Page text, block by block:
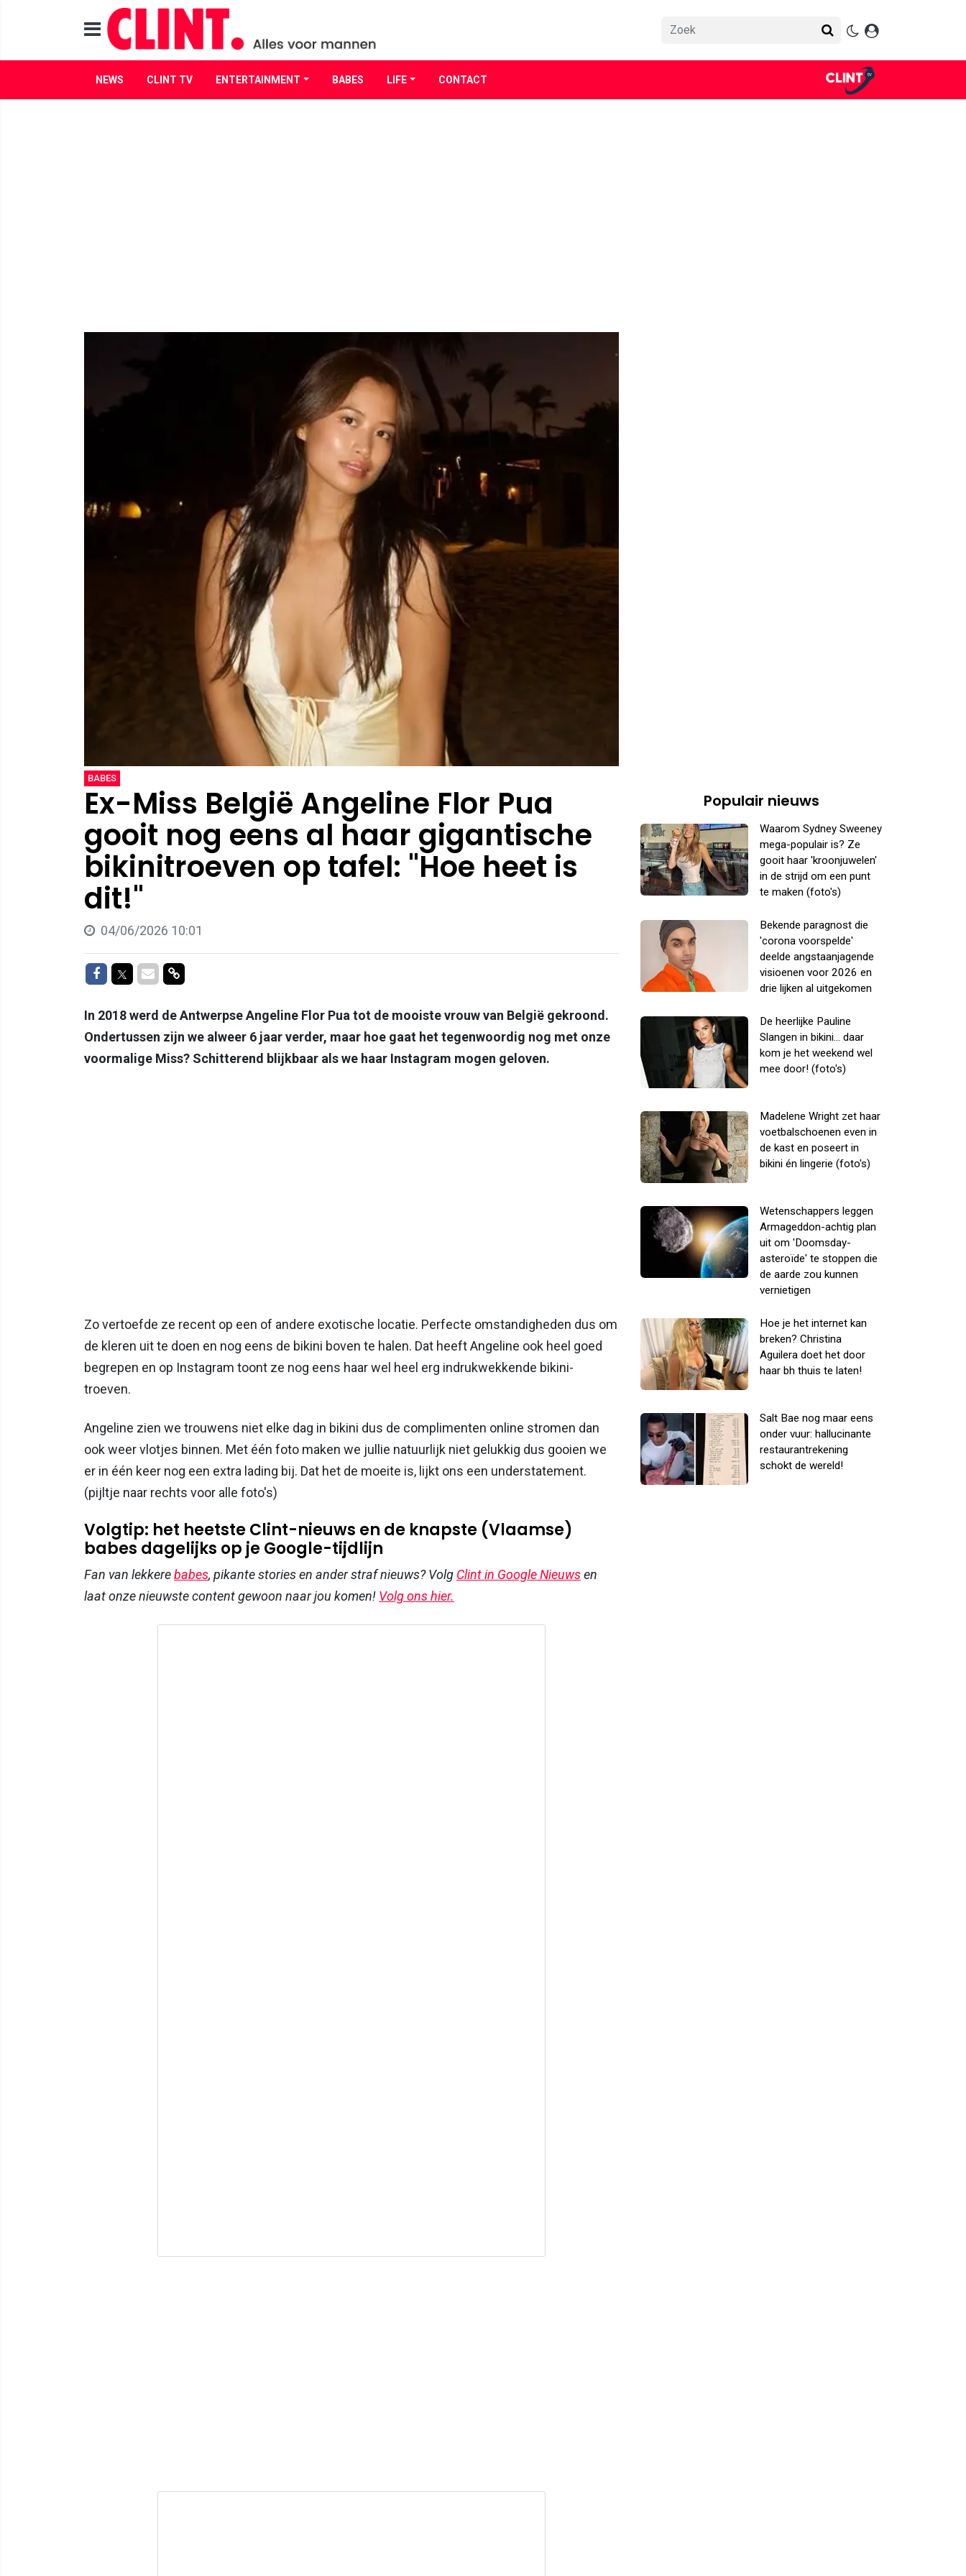
NEWS CLINT TV ENTERTAINMENT BABES LIFE CONTACT
BABES
Ex-Miss België Angeline Flor Pua
gooit nog eens al haar gigantische
bikinitroeven op tafel: "Hoe heet is
dit!"
04/06/2026 10:01
Delen op Facebook
Delen op Twitter
Delen via Mail
Delen via link
In 2018 werd de Antwerpse Angeline Flor Pua tot de mooiste vrouw van België gekroond.
Ondertussen zijn we alweer 6 jaar verder, maar hoe gaat het tegenwoordig nog met onze
voormalige Miss? Schitterend blijkbaar als we haar Instagram mogen geloven.
Zo vertoefde ze recent op een of andere exotische locatie. Perfecte omstandigheden dus om
de kleren uit te doen en nog eens de bikini boven te halen. Dat heeft Angeline ook heel goed
begrepen en op Instagram toont ze nog eens haar wel heel erg indrukwekkende bikini-
troeven.
Angeline zien we trouwens niet elke dag in bikini dus de complimenten online stromen dan
ook weer vlotjes binnen. Met één foto maken we jullie natuurlijk niet gelukkig dus gooien we
er in één keer nog een extra lading bij. Dat het de moeite is, lijkt ons een understatement.
(pijltje naar rechts voor alle foto's)
Volgtip: het heetste Clint-nieuws en de knapste (Vlaamse)
babes dagelijks op je Google-tijdlijn
Fan van lekkerebabes, pikante stories en ander straf nieuws? Volg Clint in Google Nieuwsen
laat onze nieuwste content gewoon naar jou komen! Volg ons hier.
Populair nieuws
Waarom Sydney Sweeney
mega-populair is? Ze
gooit haar 'kroonjuwelen'
in de strijd om een punt
te maken (foto's)
Bekende paragnost die
'corona voorspelde'
deelde angstaanjagende
visioenen voor 2026 en
drie lijken al uitgekomen
De heerlijke Pauline
Slangen in bikini... daar
kom je het weekend wel
mee door! (foto's)
Madelene Wright zet haar
voetbalschoenen even in
de kast en poseert in
bikini én lingerie (foto's)
Wetenschappers leggen
Armageddon-achtig plan
uit om 'Doomsday-
asteroïde' te stoppen die
de aarde zou kunnen
vernietigen
Hoe je het internet kan
breken? Christina
Aguilera doet het door
haar bh thuis te laten!
Salt Bae nog maar eens
onder vuur: hallucinante
restaurantrekening
schokt de wereld!